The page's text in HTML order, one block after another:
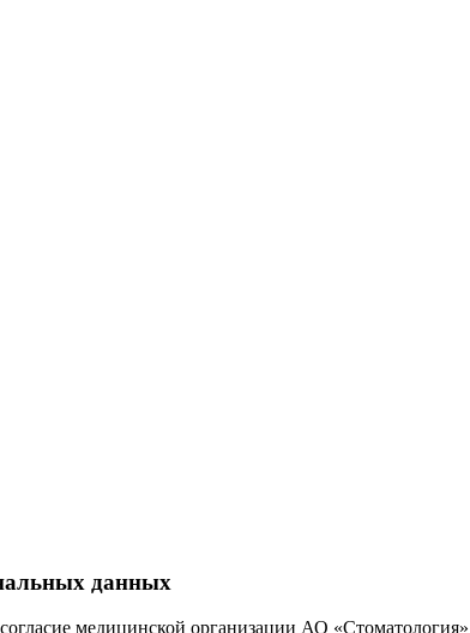
данных
медицинской организации АО «Стоматология»